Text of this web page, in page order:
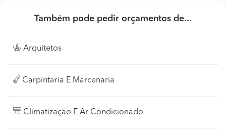
Também pode pedir orçamentos de...
Arquitetos
Carpintaria E Marcenaria
Climatização E Ar Condicionado